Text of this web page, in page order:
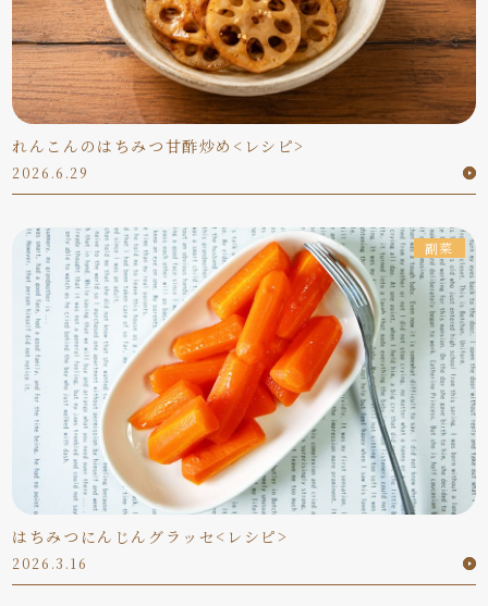
れんこんのはちみつ甘酢炒め<レシピ>
2026.6.29
副菜
はちみつにんじんグラッセ<レシピ>
2026.3.16